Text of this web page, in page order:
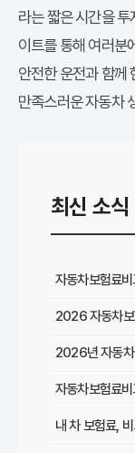
라는 짧은 시간을
이트를 통해 여러분
안전한 운전과 함께
만족스러운 자동차
최신 소식